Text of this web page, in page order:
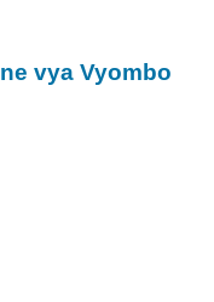
vya Vyombo